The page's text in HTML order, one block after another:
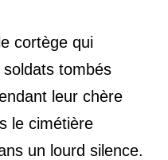
cortège qui
tombés
leur chère
le cimétière
un lourd silence.